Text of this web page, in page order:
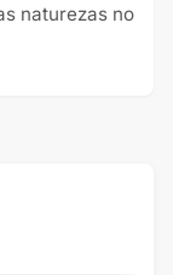
naturezas no